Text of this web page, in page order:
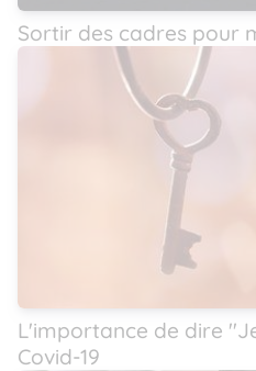
Sortir des cadres pour
L'importance de dire
Covid-19